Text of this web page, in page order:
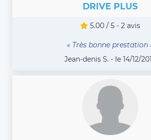
DRIVE PLUS
5.00 / 5 - 2 avis
« Très bonne prestation
Jean-denis S. - le 14/12/